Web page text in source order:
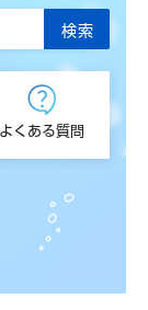
よくある質問